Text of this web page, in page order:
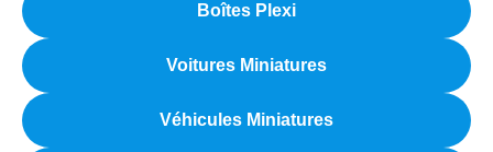
Boîtes Plexi
Voitures Miniatures
Véhicules Miniatures